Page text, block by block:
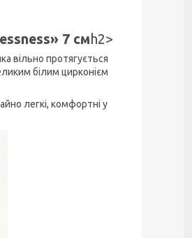
7 см h2>
вільно протягується
білим цирконієм
легкі, комфортні у